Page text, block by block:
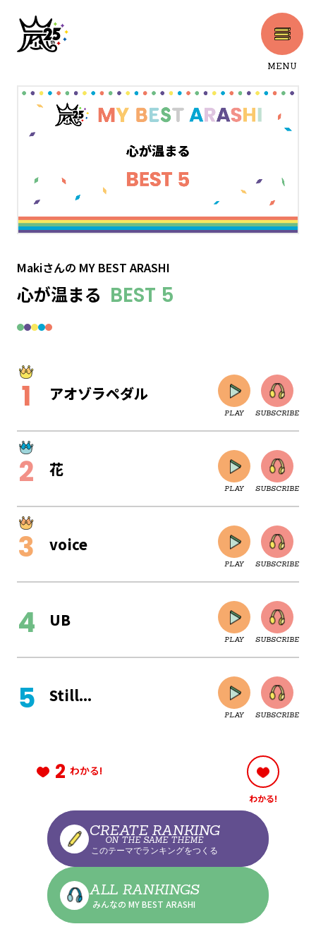
MENU
Makiさんの MY BEST ARASHI
心が温まる BEST 5
アオゾラペダル
PLAY SUBSCRIBE
花
PLAY SUBSCRIBE
voice
PLAY SUBSCRIBE
UB
PLAY SUBSCRIBE
CLOSE
Still...
PLAY SUBSCRIBE
CLOSE
2 わかる!
わかる!
CREATE RANKING
ON THE SAME THEME
このテーマでランキングをつくる
ALL RANKINGS
みんなの MY BEST ARASHI